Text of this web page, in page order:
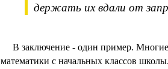
держать их вдали от
В заключение - один пример. Многие
математики с начальных классов